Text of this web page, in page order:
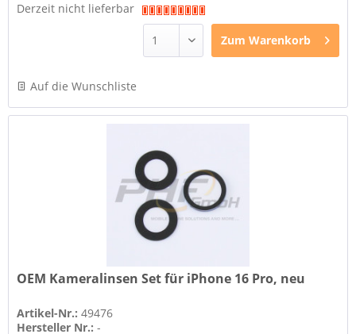
Derzeit nicht lieferbar
Zum Warenkorb
Auf die Wunschliste
OEM Kameralinsen Set für iPhone 16 Pro, neu
Artikel-Nr.:49476
Hersteller Nr.:-